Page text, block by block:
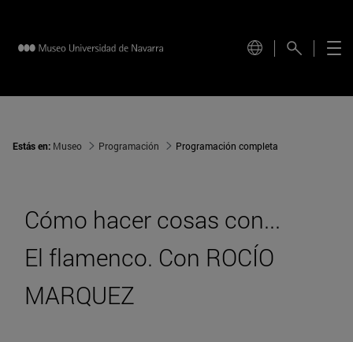
Estás en: Museo Programación Programación completa
Cómo hacer cosas con...
El flamenco. Con ROCÍO
MARQUEZ